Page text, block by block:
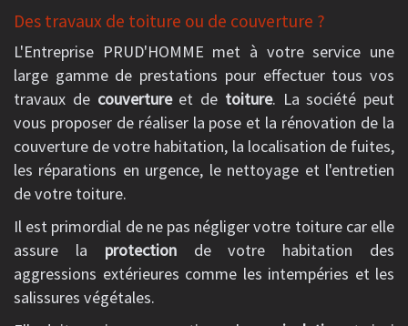
Des travaux de toiture ou de couverture ?
L'Entreprise PRUD'HOMME met à votre service une
large gamme de prestations pour effectuer tous vos
travaux de couvertureet de toiture. La société peut
vous proposer de réaliser la pose et la rénovation de la
couverture de votre habitation, la localisation de fuites,
les réparations en urgence, le nettoyage et l'entretien
de votre toiture.
Il est primordial de ne pas négliger votre toiture car elle
assure la protectionde votre habitation des
aggressions extérieures comme les intempéries et les
salissures végétales.